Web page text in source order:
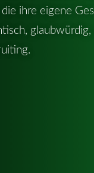
ihre eigene